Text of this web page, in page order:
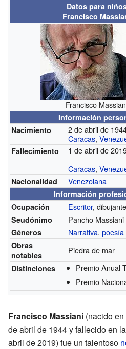
Datos para
Francisco
Francisco
Información
Nacimiento
2 de abril de
Caracas,
Fallecimiento
1 de abril de
Caracas,
Nacionalidad Venezolana
Información
Ocupación
Escritor, dibujante
Seudónimo Pancho Massiani
Géneros Narrativa,poesía
Obras
notables
Piedra de mar
Distinciones
Premio Anual
Premio
Francisco Massiani (nacido en
de abril de 1944 y fallecido en
abril de 2019) fue un talentoso